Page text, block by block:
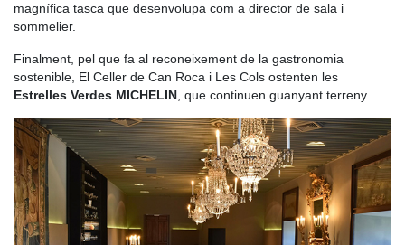
magnífica tasca que desenvolupa com a director de sala i
sommelier.
Finalment, pel que fa al reconeixement de la gastronomia
sostenible, El Celler de Can Roca i Les Cols ostenten les
Estrelles Verdes MICHELIN , que continuen guanyant terreny.